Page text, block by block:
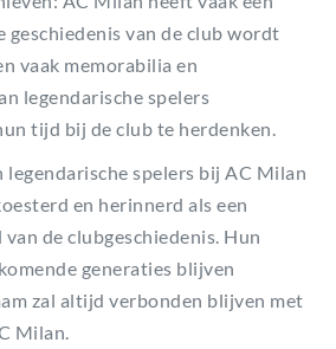
geschiedenis van de club wordt
vaak memorabilia en
legendarische spelers
tijd bij de club te herdenken.
legendarische spelers bij AC Milan
en herinnerd als een
de clubgeschiedenis. Hun
generaties blijven
zal altijd verbonden blijven met
Milan.